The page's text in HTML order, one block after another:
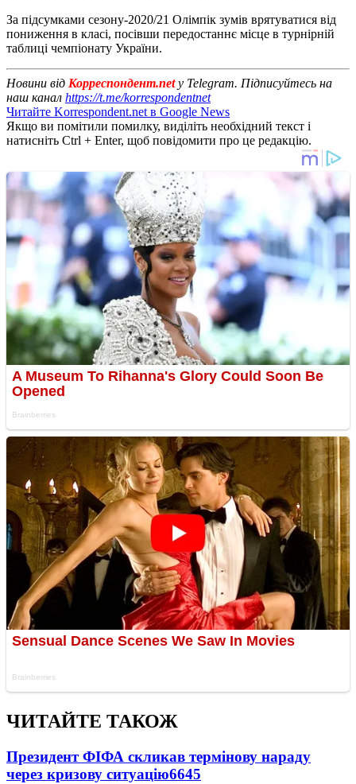
За підсумками сезону-2020/21 Олімпік зумів врятуватися від
пониження в класі, посівши передостаннє місце в турнірній
таблиці чемпіонату України.
Новини від Корреспондент.netу Telegram. Підписуйтесь на
наш канал https://t.me/korrespondentnet
Читайте Korrespondent.net в Google News
Якщо ви помітили помилку, виділіть необхідний текст і
натисніть Ctrl + Enter, щоб повідомити про це редакцію.
ЧИТАЙТЕ ТАКОЖ
Президент ФІФА скликав термінову нараду
через кризову ситуацію6645